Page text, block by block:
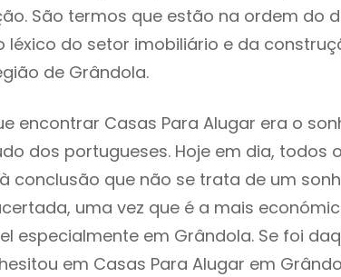
São termos que estão na ordem do
léxico do setor imobiliário e da
de Grândola.
encontrar Casas Para Alugar era o
dos portugueses. Hoje em dia, todos
conclusão que não se trata de um
uma vez que é a mais
especialmente em Grândola. Se foi
em Casas Para Alugar em